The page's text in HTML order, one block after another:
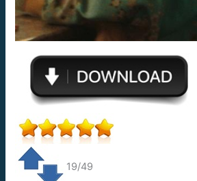
19/49